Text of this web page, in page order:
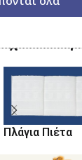
Μοιραστείτε το:
Πλάγια Πιέτα